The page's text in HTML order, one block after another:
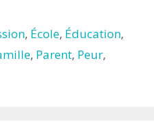
, École, Éducation,
, Parent, Peur,